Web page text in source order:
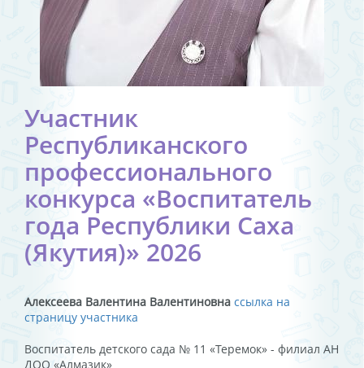
Участник
Республиканского
профессионального
конкурса «Воспитатель
года Республики Саха
(Якутия)» 2026
Алексеева Валентина Валентиновна ссылка на
страницу участника
Воспитатель детского сада № 11 «Теремок» - филиал АН
ДОО «Алмазик»